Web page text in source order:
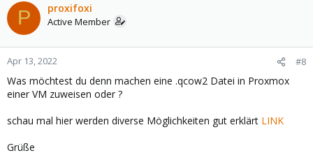
P proxifoxi
Active Member
Apr 13, 2022 #8
Was möchtest du denn machen eine .qcow2 Datei in Proxmox
einer VM zuweisen oder ?
schau mal hier werden diverse Möglichkeiten gut erklärt LINK
Grüße